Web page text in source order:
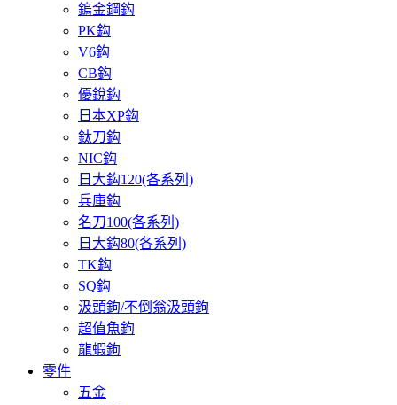
鎢金鋼鈎
PK鈎
V6鈎
CB鈎
優銳鈎
日本XP鈎
鈦刀鈎
NIC鈎
日大鈎120(各系列)
兵庫鈎
名刀100(各系列)
日大鈎80(各系列)
TK鈎
SQ鈎
汲頭鉤/不倒翁汲頭鉤
超值魚鉤
龍蝦鉤
零件
五金